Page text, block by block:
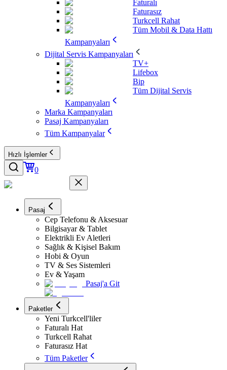
Faturalı
Faturasız
Turkcell Rahat
Tüm Mobil & Data Hattı
Kampanyaları
Dijital Servis Kampanyaları
TV+
Lifebox
Bip
Tüm Dijital Servis
Kampanyaları
Marka Kampanyaları
Pasaj Kampanyaları
Tüm Kampanyalar
Hızlı İşlemler
0
Pasaj
Cep Telefonu & Aksesuar
Bilgisayar & Tablet
Elektrikli Ev Aletleri
Sağlık & Kişisel Bakım
Hobi & Oyun
TV & Ses Sistemleri
Ev & Yaşam
Pasaj'a Git
Paketler
Yeni Turkcell'liler
Faturalı Hat
Turkcell Rahat
Faturasız Hat
Tüm Paketler